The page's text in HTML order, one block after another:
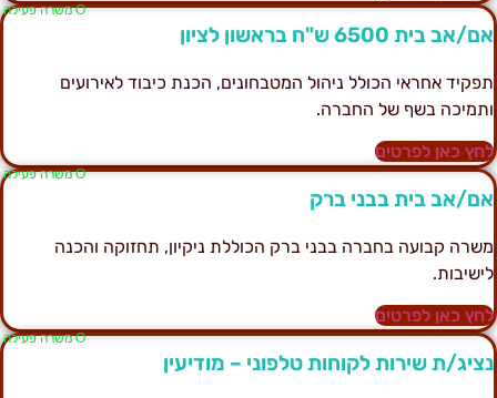
Ο משרה פעילה
אב בית 6500 ש"ח בראשון לציון
אחראי הכולל ניהול המטבחונים, הכנת כיבוד לאירועים
בשף של החברה.
כאן לפרטים
Ο משרה פעילה
אב בית בבני ברק
קבועה בחברה בבני ברק הכוללת ניקיון, תחזוקה והכנה
כאן לפרטים
Ο משרה פעילה
ת שירות לקוחות טלפוני – מודיעין